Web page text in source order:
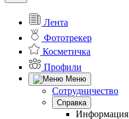
Лента
Фототрекер
Косметичка
Профили
Меню
Сотрудничество
Справка
Информация